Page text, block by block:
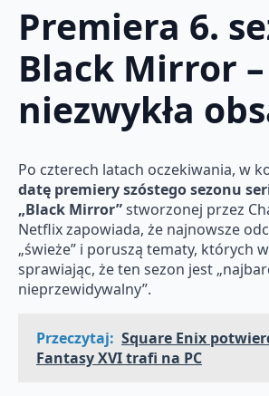
Premiera 6.
Black Mirror –
niezwykła
Po czterech latach oczekiwania, w
datę premiery szóstego sezonu
„Black Mirror”stworzonej przez
Netflix zapowiada, że najnowsze
„świeże” i poruszą tematy, których
sprawiając, że ten sezon jest
nieprzewidywalny”.
Przeczytaj: Square Enix
Fantasy XVI trafi na PC